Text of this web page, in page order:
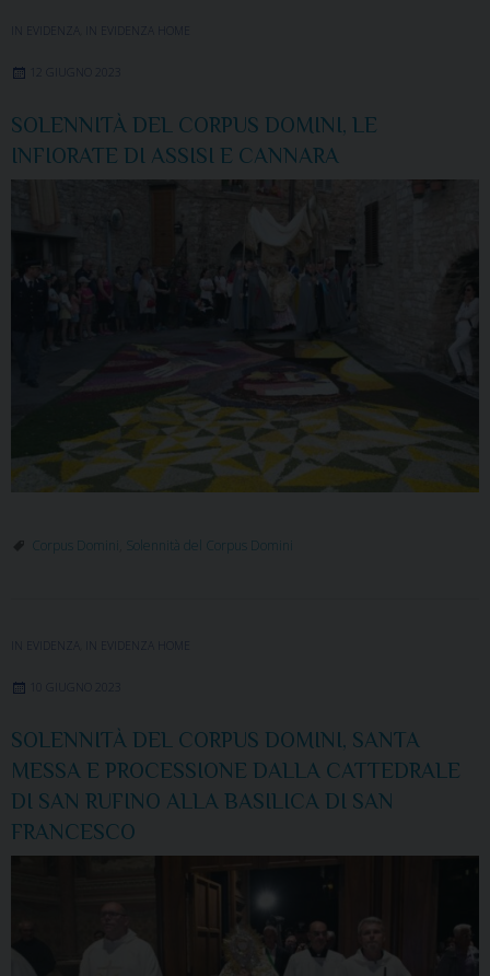
IN EVIDENZA IN EVIDENZA HOME
SOLENNITÀ DEL CORPUS DOMINI, LE
INFIORATE DI ASSISI E CANNARA
Corpus Domini Solennità del Corpus Domini
IN EVIDENZA IN EVIDENZA HOME
SOLENNITÀ DEL CORPUS DOMINI, SANTA
MESSA E PROCESSIONE DALLA CATTEDRALE
DI SAN RUFINO ALLA BASILICA DI SAN
FRANCESCO